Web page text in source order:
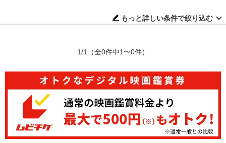
もっと詳しい条件で絞り込む
1/1 （全0件中1〜0件）